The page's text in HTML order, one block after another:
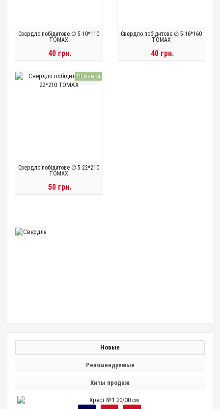
Свердло побідитове ∅ 5-10*110
TOMAX
40 грн.
Свердло побідитове ∅ 5-16*160
TOMAX
40 грн.
Новинка
Свердло побідитове ∅ 5-22*210
TOMAX
50 грн.
Новые
Рекомендуемые
Хиты продаж